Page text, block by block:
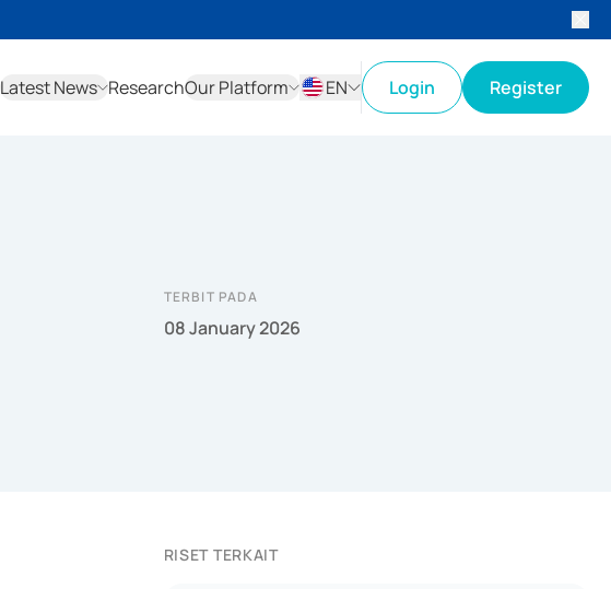
Latest News ResearchOur Platform
EN
Login Register
TERBIT PADA
08 January 2026
RISET TERKAIT